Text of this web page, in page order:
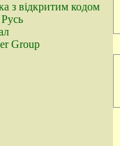
з відкритим кодом
Русь
Group